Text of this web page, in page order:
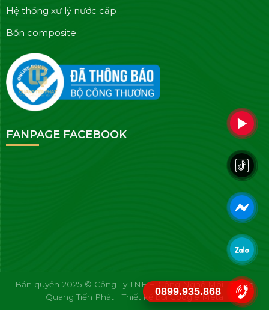
Hệ thống xử lý nước cấp
Bồn composite
FANPAGE FACEBOOK
Bản quyền 2025 © Công Ty TNHH Công Nghệ Môi Trường
Quang Tiến Phát | Thiết kế bởiGoogle Meta
0899.935.868